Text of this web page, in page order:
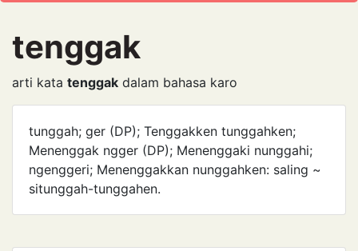
tenggak
arti kata tenggak dalam bahasa karo
tunggah; ger (DP); Tenggakken tunggahken;
Menenggak ngger (DP); Menenggaki nunggahi;
ngenggeri; Menenggakkan nunggahken: saling ~
situnggah-tunggahen.